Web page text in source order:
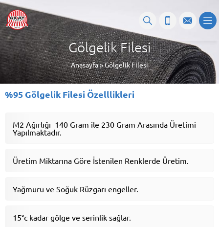
Gölgelik Filesi
Anasayfa»Gölgelik Filesi
%95 Gölgelik Filesi Özelllikleri
M2 Ağırlığı 140 Gram ile 230 Gram Arasında Üretimi
Yapılmaktadır.
Üretim Miktarına Göre İstenilen Renklerde Üretim.
Yağmuru ve Soğuk Rüzgarı engeller.
15°c kadar gölge ve serinlik sağlar.